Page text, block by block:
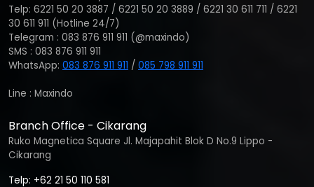
Telp: 6221 50 20 3887 / 6221 50 20 3889 / 6221 30 611 711 / 6221
30 611 911 (Hotline 24/7)
Telegram : 083 876 911 911 (@maxindo)
SMS : 083 876 911 911
WhatsApp: 083 876 911 911 / 085 798 911 911
Line : Maxindo
Branch Office - Cikarang
Ruko Magnetica Square Jl. Majapahit Blok D No.9 Lippo -
Cikarang
Telp: +62 21 50 110 581